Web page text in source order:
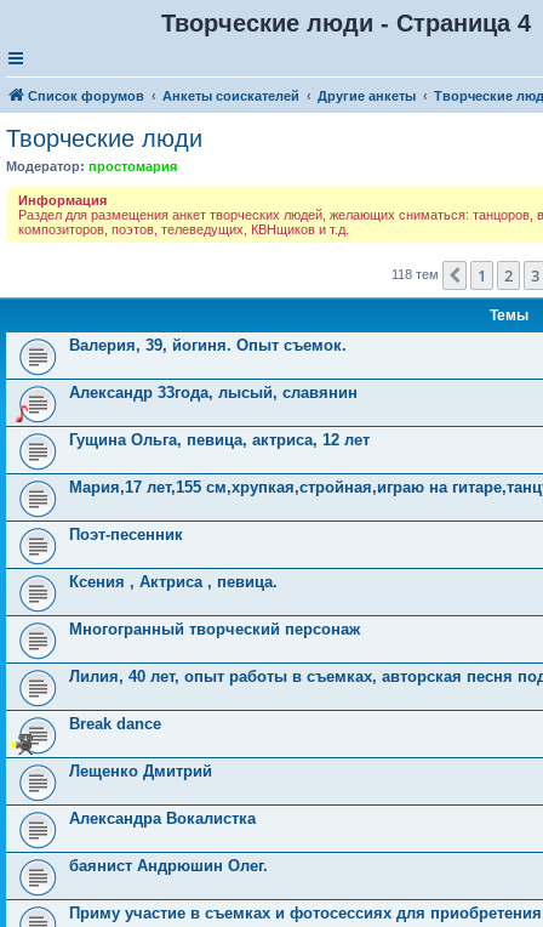
Творческие люди - Страница 4
Список форумов Анкеты соискателей Другие анкеты Творческие
Творческие люди
Модератор: простомария
Информация
Раздел для размещения анкет творческих людей, желающих сниматься: танцоров,
композиторов, поэтов, телеведущих, КВНщиков и т.д.
118 тем Пред.
1 2 3
Темы
Валерия, 39, йогиня. Опыт съемок.
Александр 33года, лысый, славянин
Гущина Ольга, певица, актриса, 12 лет
Мария,17 лет,155 см,хрупкая,стройная,играю на
Поэт-песенник
Ксения , Актриса , певица.
Многогранный творческий персонаж
Лилия, 40 лет, опыт работы в съемках, авторская песня под
Break dance
Лещенко Дмитрий
Александра Вокалистка
баянист Андрюшин Олег.
Приму участие в съемках и фотосессиях для